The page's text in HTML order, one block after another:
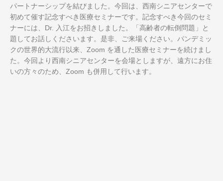
パートナーシップを結びました。今回は、西南シニアセンターで
初めて催す記念すべき医療セミナーです。記念すべき今回のセミ
ナーには、Dr. 入江をお招きしました。「高齢者の転倒問題」と
題してお話しくださいます。是非、ご来場ください。パンデミッ
クの世界的大流行以来、Zoom を通した医療セミナーを続けまし
た。今回より西南シニアセンターを会場としますが、遠方にお住
いの方々のため、Zoom も併用して行います。